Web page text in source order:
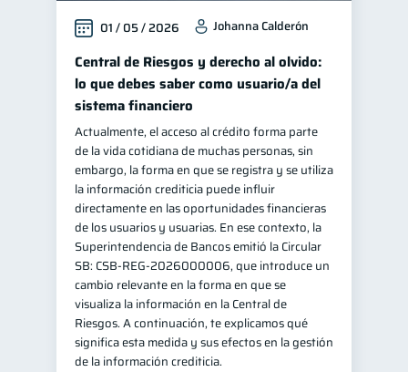
01 / 05 / 2026 Johanna Calderón
Central de Riesgos y derecho al olvido:
lo que debes saber como usuario/a del
sistema financiero
Actualmente, el acceso al crédito forma parte
de la vida cotidiana de muchas personas, sin
embargo, la forma en que se registra y se utiliza
la información crediticia puede influir
directamente en las oportunidades financieras
de los usuarios y usuarias. En ese contexto, la
Superintendencia de Bancos emitió la Circular
SB: CSB-REG-2026000006, que introduce un
cambio relevante en la forma en que se
visualiza la información en la Central de
Riesgos. A continuación, te explicamos qué
significa esta medida y sus efectos en la gestión
de la información crediticia.